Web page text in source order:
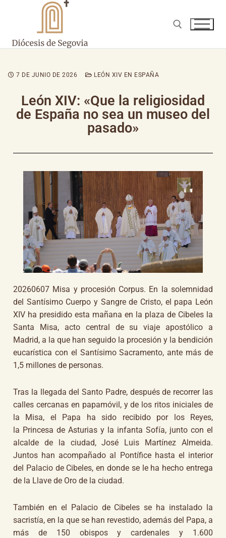
7 DE JUNIO DE 2026 LEÓN XIV EN ESPAÑA
León XIV: «Que la religiosidad
de España no sea un museo del
pasado»
20260607 Misa y procesión Corpus. En la solemnidad
del Santísimo Cuerpo y Sangre de Cristo, el papa León
XIV ha presidido esta mañana en la plaza de Cibeles la
Santa Misa, acto central de su viaje apostólico a
Madrid, a la que han seguido la procesión y la bendición
eucarística con el Santísimo Sacramento, ante más de
1,5 millones de personas.
Tras la llegada del Santo Padre, después de recorrer las
calles cercanas en papamóvil, y de los ritos iniciales de
la Misa, el Papa ha sido recibido por los Reyes,
la Princesa de Asturias y la infanta Sofía, junto con el
alcalde de la ciudad, José Luis Martínez Almeida.
Juntos han acompañado al Pontífice hasta el interior
del Palacio de Cibeles, en donde se le ha hecho entrega
de la Llave de Oro de la ciudad.
También en el Palacio de Cibeles se ha instalado la
sacristía, en la que se han revestido, además del Papa, a
más de 150 obispos y cardenales y 1.600